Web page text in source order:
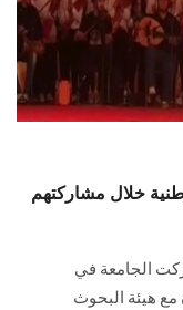
خلال مشاركتهم
الجامعة في
مع هيئة البحوث